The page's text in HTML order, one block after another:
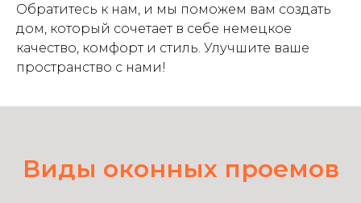
Обратитесь к нам, и мы поможем вам создать
дом, который сочетает в себе немецкое
качество, комфорт и стиль. Улучшите ваше
пространство с нами!
Виды оконных проемов